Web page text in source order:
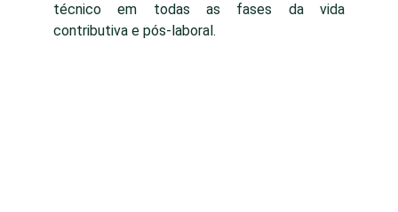
técnico em todas as fases da vida
contributiva e pós-laboral.